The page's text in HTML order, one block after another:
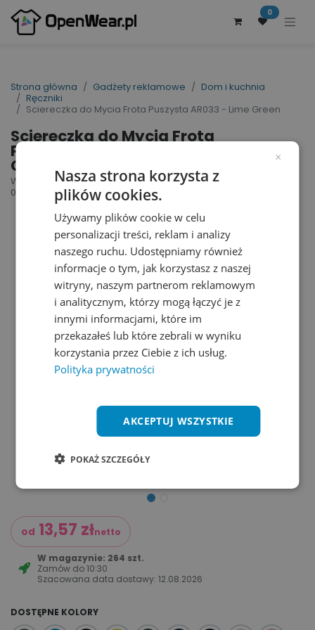
0
Strona główna Gadżety reklamowe
Dom i kuchnia
Ręczniki
Sciereczka do Mycia Frota Puszysta AR033 - Lime Green
Sciereczka do Mycia Frota
Puszysta AR033 - Lime
Green
Washcloth | nr art.: AR033 | nr art. producenta:
001.50
od 13,57 złnetto
W magazynie: 264 szt.
Zamów do10:30
Szacowana data dostawy:12.08.2026
DOSTĘPNE KOLORY
×
Nasza strona korzysta z
plików cookies.
Używamy plików cookie w celu
personalizacji treści, reklam i analizy
naszego ruchu. Udostępniamy również
informacje o tym, jak korzystasz z naszej
witryny, naszym partnerom reklamowym
i analitycznym, którzy mogą łączyć je z
innymi informacjami, które im
przekazałeś lub które zebrali w wyniku
korzystania przez Ciebie z ich usług.
Polityka prywatności
AKCEPTUJ WSZYSTKIE
POKAŻ SZCZEGÓŁY